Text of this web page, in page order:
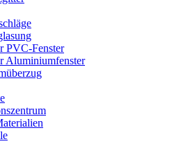
PVC-Fenster
Aluminiumfenster